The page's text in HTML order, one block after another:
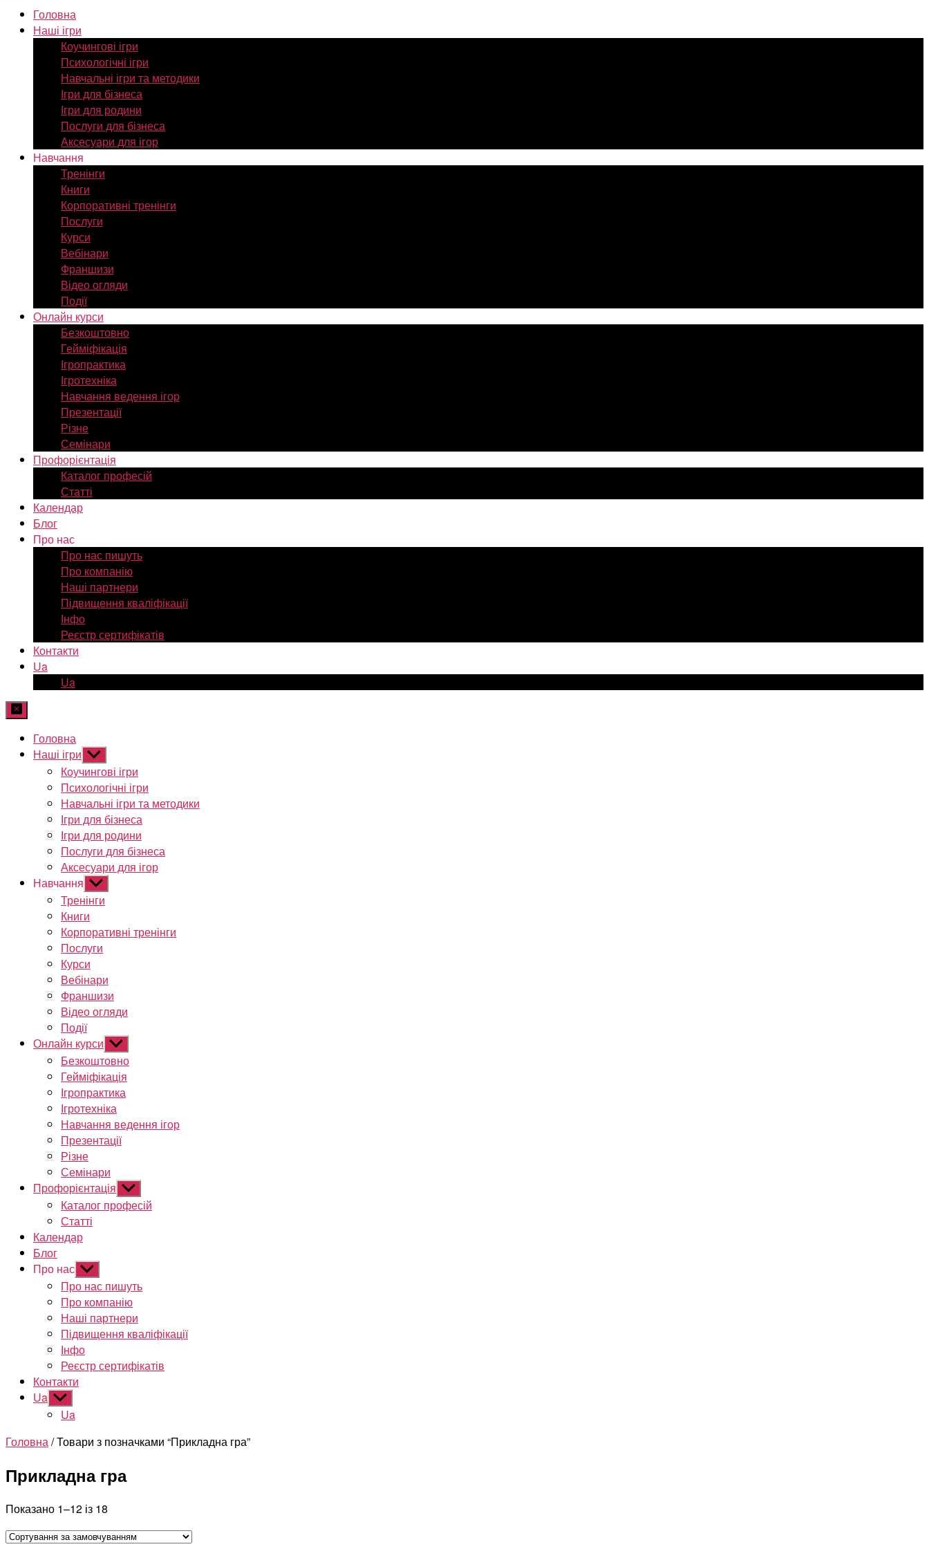
Головна
Наші ігри
Коучингові ігри
Психологічні ігри
Навчальні ігри та методики
Ігри для бізнеса
Ігри для родини
Послуги для бізнеса
Аксесуари для ігор
Навчання
Тренінги
Книги
Корпоративні тренінги
Послуги
Курси
Вебінари
Франшизи
Відео огляди
Події
Онлайн курси
Безкоштовно
Гейміфікація
Ігропрактика
Ігротехніка
Навчання ведення ігор
Презентації
Різне
Семінари
Профорієнтація
Каталог професій
Статті
Календар
Блог
Про нас
Про нас пишуть
Про компанію
Наші партнери
Підвищення кваліфікації
Інфо
Реєстр сертифікатів
Контакти
Ua
Ua
Головна
Наші ігри Показати
підменю
Коучингові ігри
Психологічні ігри
Навчальні ігри та методики
Ігри для бізнеса
Ігри для родини
Послуги для бізнеса
Аксесуари для ігор
Навчання Показати
підменю
Тренінги
Книги
Корпоративні тренінги
Послуги
Курси
Вебінари
Франшизи
Відео огляди
Події
Онлайн курси Показати
підменю
Безкоштовно
Гейміфікація
Ігропрактика
Ігротехніка
Навчання ведення ігор
Презентації
Різне
Семінари
Профорієнтація Показати
підменю
Каталог професій
Статті
Календар
Блог
Про нас Показати
підменю
Про нас пишуть
Про компанію
Наші партнери
Підвищення кваліфікації
Інфо
Реєстр сертифікатів
Контакти
Ua Показати
підменю
Ua
Головна/ Товари з позначками “Прикладна гра”
Прикладна гра
Показано 1–12 із 18